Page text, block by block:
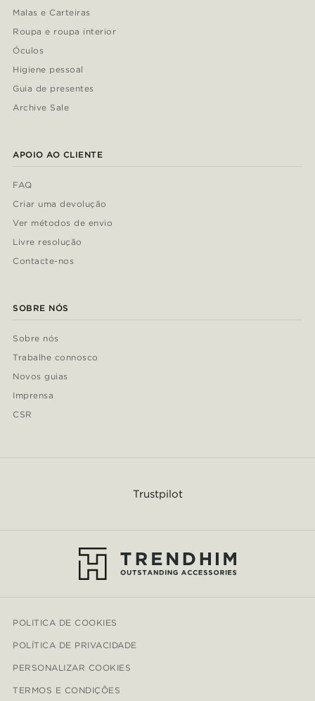
Malas e Carteiras
Roupa e roupa interior
Óculos
Higiene pessoal
Guia de presentes
Archive Sale
APOIO AO CLIENTE
FAQ
Criar uma devolução
Ver métodos de envio
Livre resolução
Contacte-nos
SOBRE NÓS
Sobre nós
Trabalhe connosco
Novos guias
Imprensa
CSR
Trustpilot
POLITICA DE COOKIES
POLÍTICA DE PRIVACIDADE
PERSONALIZAR COOKIES
TERMOS E CONDIÇÕES